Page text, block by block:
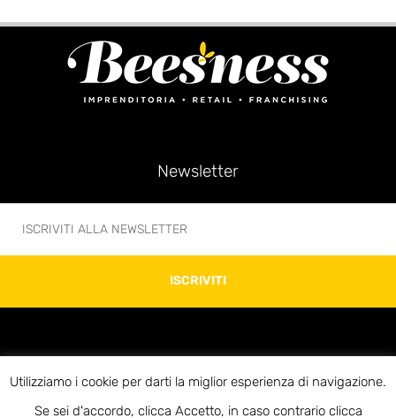
Newsletter
ISCRIVITI
© 2020 Beesness di Giovanni Bonani – P.IVA 10312920969 – Via Soperga 13 –
Utilizziamo i cookie per darti la miglior esperienza di navigazione.
Se sei d'accordo, clicca Accetto, in caso contrario clicca